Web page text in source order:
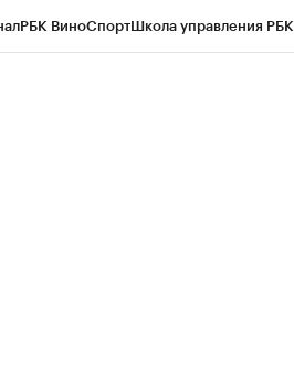
РБК ВиноСпортШкола управления РБК